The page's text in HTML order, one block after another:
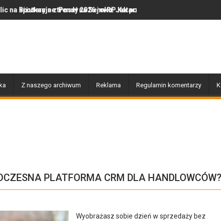
na Sejm RP Katarzyną Królak
2026 roku: Jak polska marka olor.pl podbija serca
Dobiegły końca prace związane
Z naszego archiwum Reklama Regulamin komentarzy
PLATFORMA CRM DLA HANDLOWCÓW?
Wyobrażasz sobie dzień w sprzedaży bez